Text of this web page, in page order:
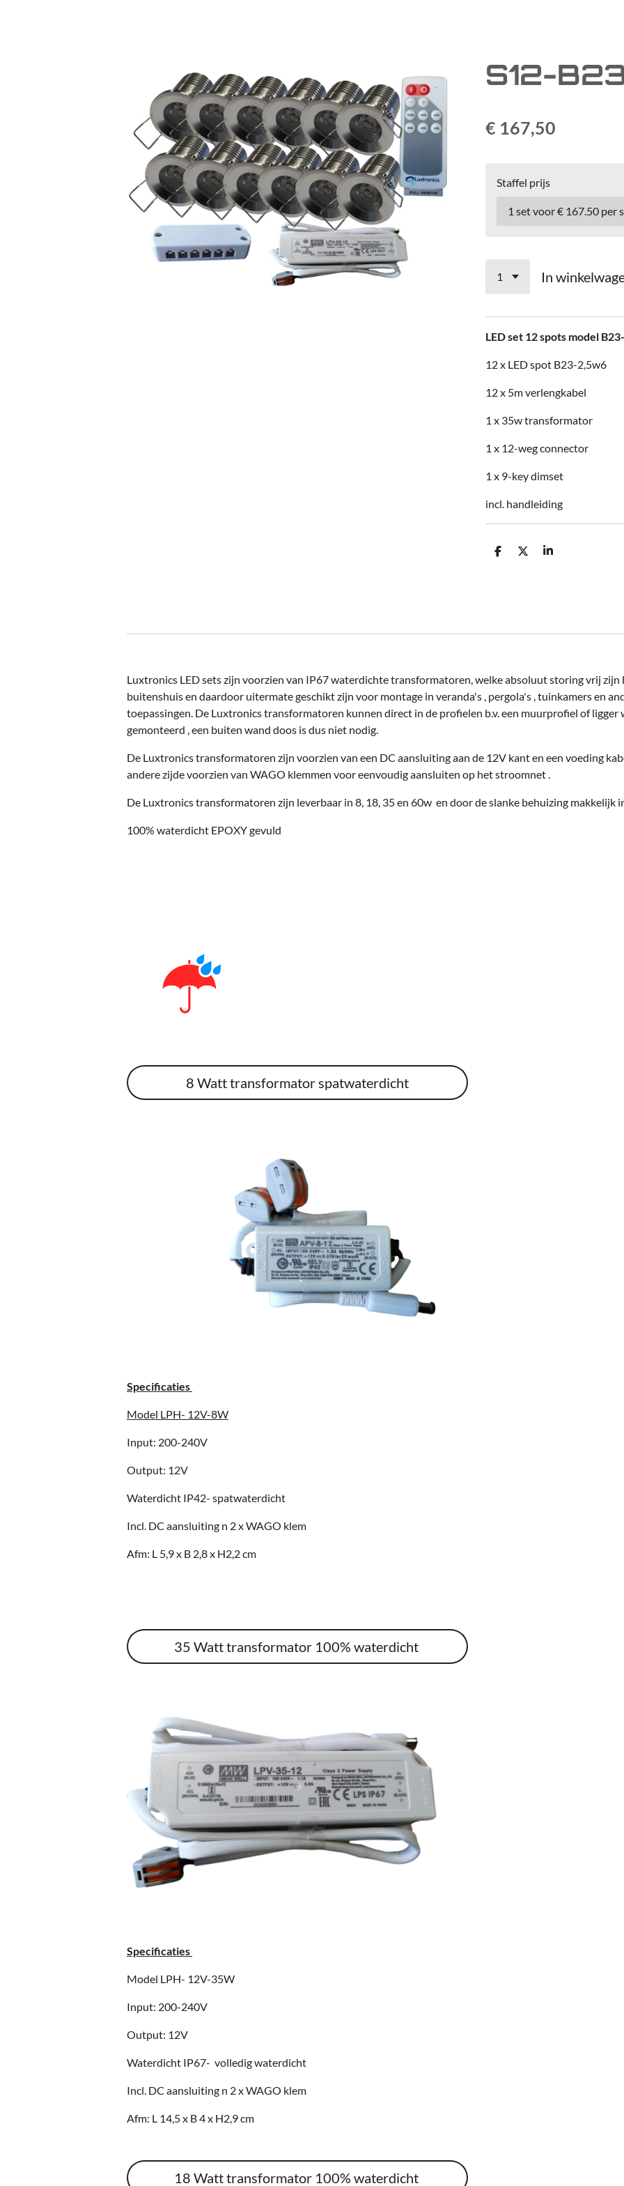
S12-
€ 167,50
Staffel prijs
In
LED set 12 spots model
12 x LED spot B23-2,5w6
12 x 5m verlengkabel
1 x 35w transformator
1 x 12-weg connector
1 x 9-key dimset
incl. handleiding
D
D
S
Luxtronics LED sets zijn voorzien van IP67 waterdichte transformatoren, welke absoluut storing vrij zijn
buitenshuis en daardoor uitermate geschikt zijn voor montage in veranda's , pergola's , tuinkamers en
toepassingen. De Luxtronics transformatoren kunnen direct in de profielen b.v. een muurprofiel of ligger
gemonteerd , een buiten wand doos is dus niet nodig.
De Luxtronics transformatoren zijn voorzien van een DC aansluiting aan de 12V kant en een voeding
andere zijde voorzien van WAGO klemmen voor eenvoudig aansluiten op het stroomnet .
De Luxtronics transformatoren zijn leverbaar in 8, 18, 35 en 60w en door de slanke behuizing makkelijk
100% waterdicht EPOXY gevuld
8 Watt transformator spatwaterdicht
Specificaties
Model LPH- 12V-8W
Input: 200-240V
Output: 12V
Waterdicht IP42- spatwaterdicht
Incl. DC aansluiting n 2 x WAGO klem
Afm: L 5,9 x B 2,8 x H2,2 cm
35 Watt transformator 100% waterdicht
Specificaties
Model LPH- 12V-35W
Input: 200-240V
Output: 12V
Waterdicht IP67- volledig waterdicht
Incl. DC aansluiting n 2 x WAGO klem
Afm: L 14,5 x B 4 x H2,9 cm
18 Watt transformator 100% waterdicht